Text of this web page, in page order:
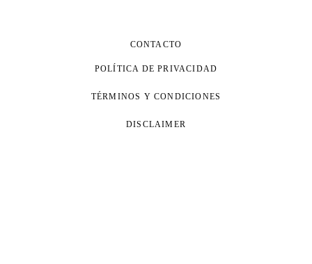
CONTACTO
POLÍTICA DE PRIVACIDAD
TÉRMINOS Y CONDICIONES
DISCLAIMER